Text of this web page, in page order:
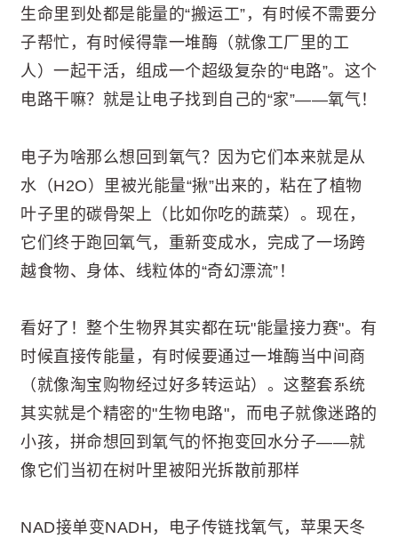
生命里到处都是能量的“搬运工”，有时候不需要分
子帮忙，有时候得靠一堆酶（就像工厂里的工
人）一起干活，组成一个超级复杂的“电路”。这个
电路干嘛？就是让电子找到自己的“家”——氧气！
电子为啥那么想回到氧气？因为它们本来就是从
水（H2O）里被光能量“揪”出来的，粘在了植物
叶子里的碳骨架上（比如你吃的蔬菜）。现在，
它们终于跑回氧气，重新变成水，完成了一场跨
越食物、身体、线粒体的“奇幻漂流”！
看好了！整个生物界其实都在玩"能量接力赛"。有
时候直接传能量，有时候要通过一堆酶当中间商
（就像淘宝购物经过好多转运站）。这整套系统
其实就是个精密的"生物电路"，而电子就像迷路的
小孩，拼命想回到氧气的怀抱变回水分子——就
像它们当初在树叶里被阳光拆散前那样
NAD接单变NADH，电子传链找氧气，苹果天冬